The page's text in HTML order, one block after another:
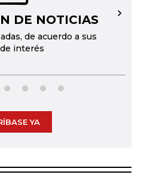
DE NOTICIAS
de acuerdo a sus
interés
→
YA